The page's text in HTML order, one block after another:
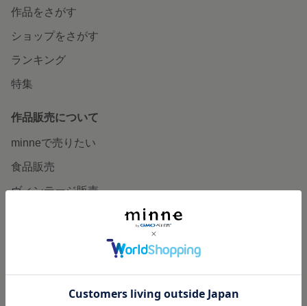
作品をさがす
ショップをさがす
ランキング
特集
作品販売について
minneで売りたい
食品販売
ヴィンテージ販売